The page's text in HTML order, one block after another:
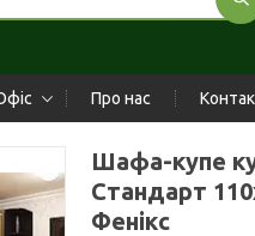
Про нас
Шафа-купе
Стандарт
Фенікс